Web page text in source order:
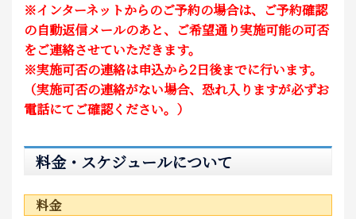
※インターネットからのご予約の場合は、ご予約確認
の自動返信メールのあと、ご希望通り実施可能の可否
をご連絡させていただきます。
※実施可否の連絡は申込から2日後までに行います。
（実施可否の連絡がない場合、恐れ入りますが必ずお
電話にてご確認ください。）
料金・スケジュールについて
料金